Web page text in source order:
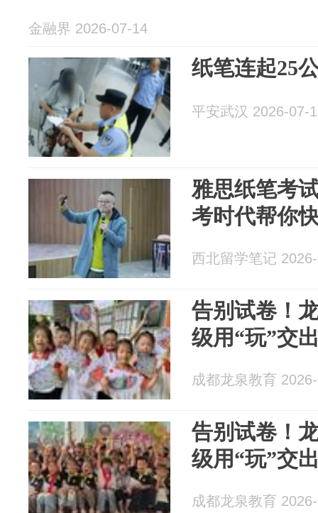
金融界 2026-07-14
纸笔连起25
平安武汉 2026-07-
雅思纸笔考
考时代帮你
西北留学笔记
告别试卷！
级用“玩”交
成都龙泉教育
告别试卷！
级用“玩”交
成都龙泉教育